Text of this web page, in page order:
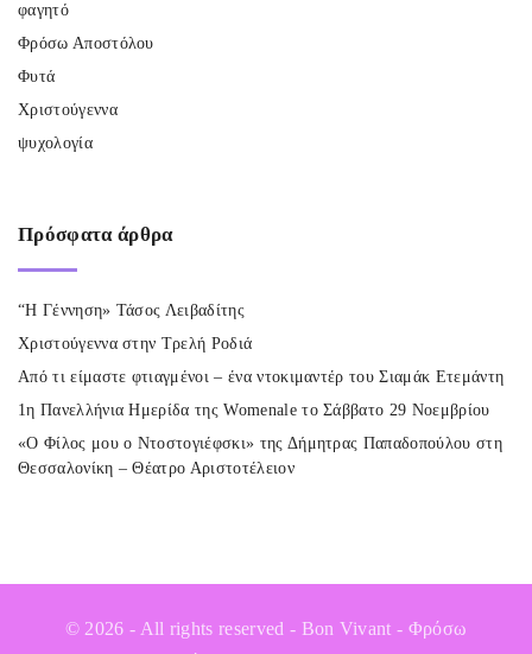
φαγητό
Φρόσω Αποστόλου
Φυτά
Χριστούγεννα
ψυχολογία
Πρόσφατα άρθρα
“Η Γέννηση» Τάσος Λειβαδίτης
Χριστούγεννα στην Τρελή Ροδιά
Από τι είμαστε φτιαγμένοι – ένα ντοκιμαντέρ του Σιαμάκ Ετεμάντη
1η Πανελλήνια Ημερίδα της Womenale το Σάββατο 29 Νοεμβρίου
«Ο Φίλος μου ο Ντοστογιέφσκι» της Δήμητρας Παπαδοπούλου στη
Θεσσαλονίκη – Θέατρο Αριστοτέλειον
©2026 - All rights reserved - Bon Vivant - Φρόσω